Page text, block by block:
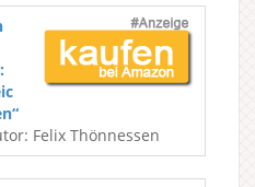
Felix Thönnessen